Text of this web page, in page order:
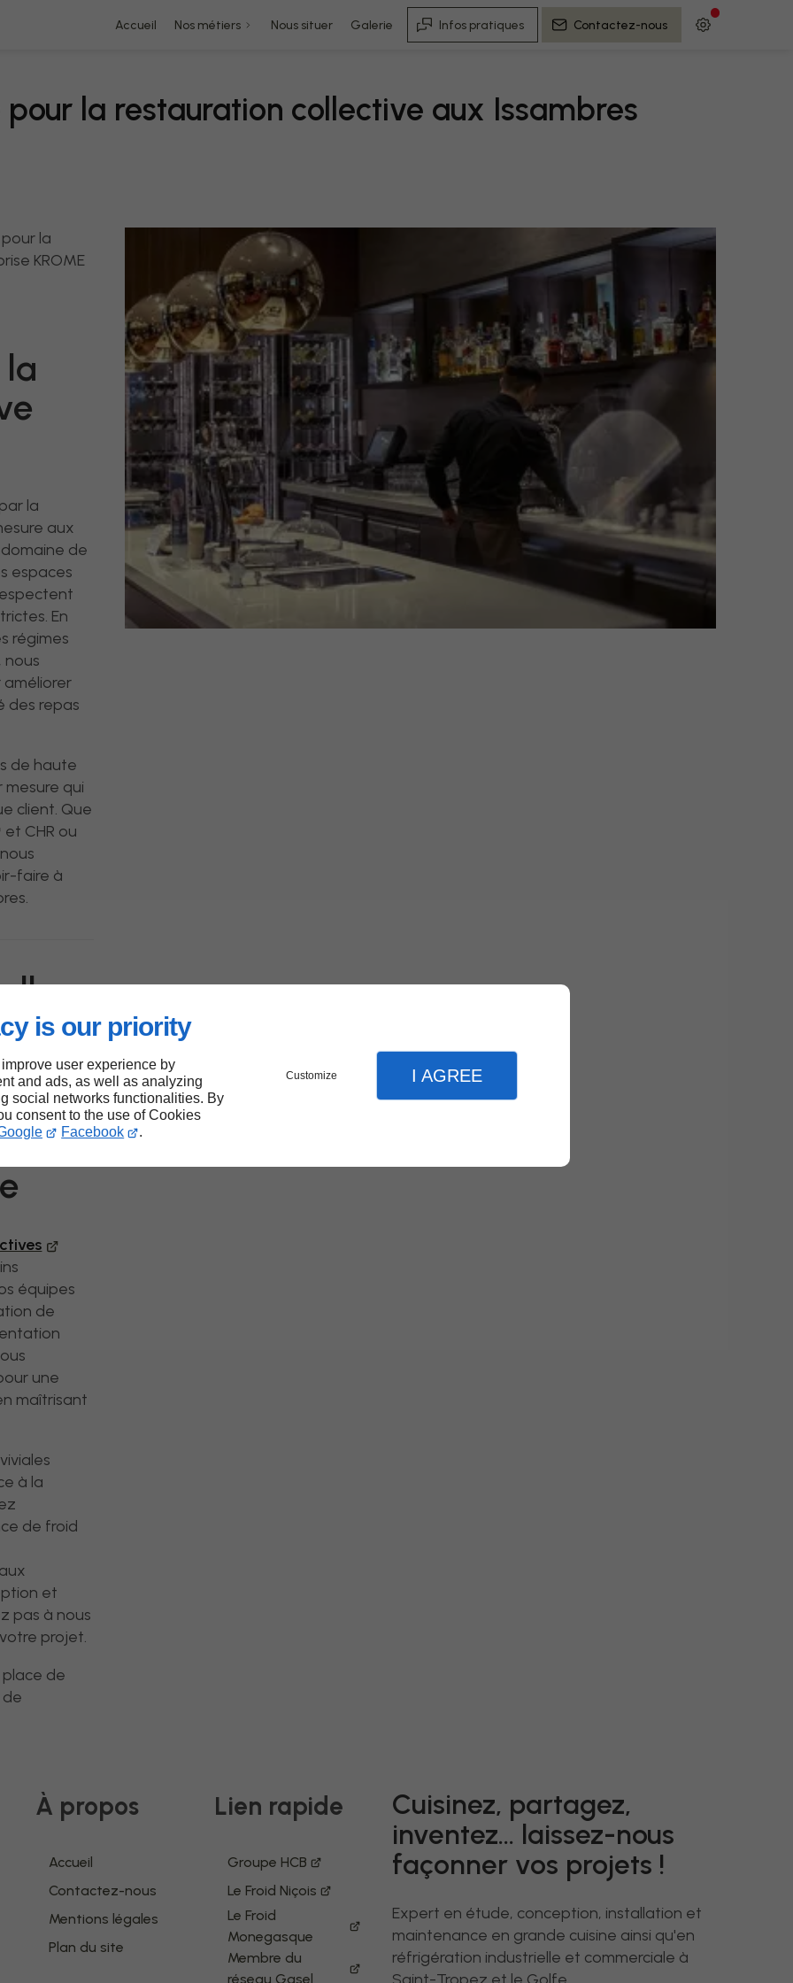
is our priority
user experience by
and ads, as well as analyzing
social networks functionalities. By
consent to the use of Cookies
Facebook .
Customize I AGREE
Accueil Nos métiers Nous situer Galerie Infos pratiques Contactez-nous
pour la restauration collective aux Issambres
la
KROME
la
aux
domaine de
espaces
En
régimes
nous
améliorer
des repas
de haute
qui
client. Que
et CHR ou
faire à
:
équipes
de
une
maîtrisant
à la
de froid
et
pas à nous
projet.
de
de
À propos
Accueil
Contactez-nous
Mentions légales
Plan du site
Lien rapide
Groupe HCB
Le Froid Niçois
Le Froid
Monegasque
Membre du
réseau Gasel
Cuisinez, partagez,
inventez... laissez-nous
façonner vos projets !
Expert en étude, conception, installation et
maintenance en grande cuisine ainsi qu'en
réfrigération industrielle et commerciale à